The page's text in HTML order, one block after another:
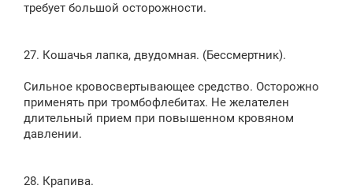
требует большой осторожности.
27. Кошачья лапка, двудомная. (Бессмертник).
Сильное кровосвертывающее средство. Осторожно
применять при тромбофлебитах. Не желателен
длительный прием при повышенном кровяном
давлении.
28. Крапива.